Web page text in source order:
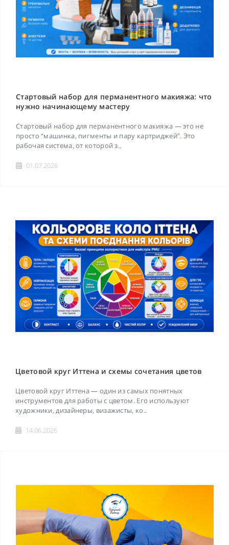
Стартовый набор для перманентного макияжа: что
нужно начинающему мастеру
Стартовый набор для перманентного макияжа — это не
просто “машинка, пигменты и пару картриджей”. Это
рабочая система, от которой з..
01.07.2026
Цветовой круг Иттена и схемы сочетания цветов
Цветовой круг Иттена — один из самых понятных
инструментов для работы с цветом. Его используют
художники, дизайнеры, визажисты, ко..
14.06.2026